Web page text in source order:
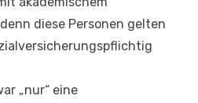
diese Personen gelten
„nur“ eine